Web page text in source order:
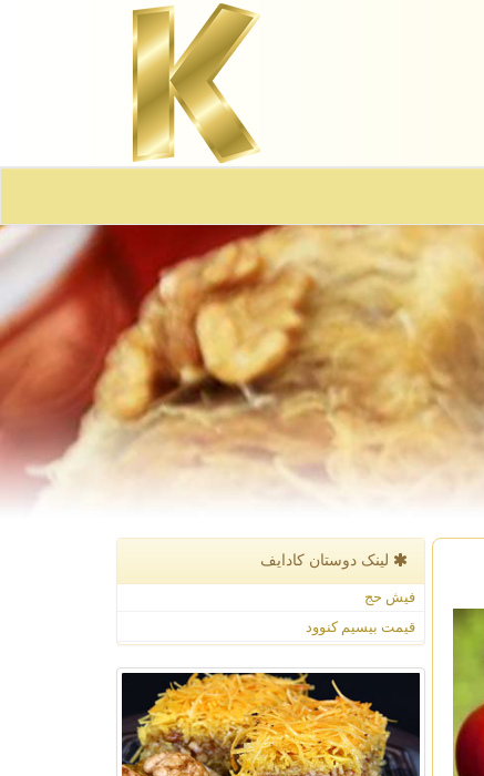
لینک دوستان كادایف
فیش حج
قیمت بیسیم کنوود